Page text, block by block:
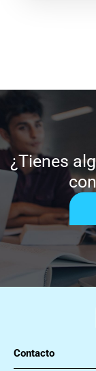
¿Tienes
Contacto